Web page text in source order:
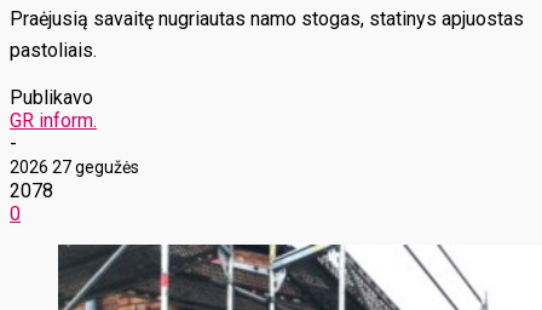
Praėjusią savaitę nugriautas namo stogas, statinys apjuostas
pastoliais.
Publikavo
GR inform.
-
2026 27 gegužės
2078
0